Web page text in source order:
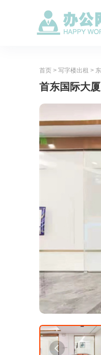
首页 > 写字楼出租 >
首东国际大